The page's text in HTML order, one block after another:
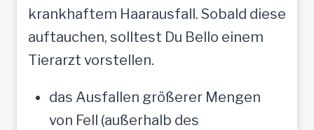
krankhaftem Haarausfall. Sobald diese
auftauchen, solltest Du Bello einem
Tierarzt vorstellen.
das Ausfallen größerer Mengen
von Fell (außerhalb des